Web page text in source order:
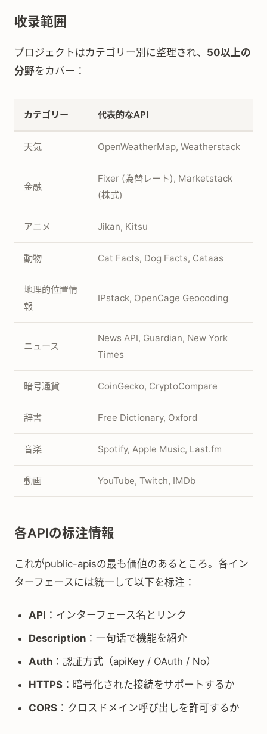
收录範囲
プロジェクトはカテゴリー別に整理され、 50以上の
分野をカバー：
カテゴリー 代表的なAPI
天気 OpenWeatherMap, Weatherstack
金融
Fixer (為替レート), Marketstack
(株式)
アニメ Jikan, Kitsu
動物 Cat Facts, Dog Facts, Cataas
地理的位置情
報
IPstack, OpenCage Geocoding
ニュース
News API, Guardian, New York
Times
暗号通貨 CoinGecko, CryptoCompare
辞書 Free Dictionary, Oxford
音楽 Spotify, Apple Music, Last.fm
動画 YouTube, Twitch, IMDb
各APIの标注情報
これがpublic-apisの最も価値のあるところ。各イン
ターフェースには統一して以下を标注：
API ：インターフェース名とリンク
Description ：一句话で機能を紹介
Auth ：認証方式（apiKey / OAuth / No）
HTTPS ：暗号化された接続をサポートするか
CORS ：クロスドメイン呼び出しを許可するか